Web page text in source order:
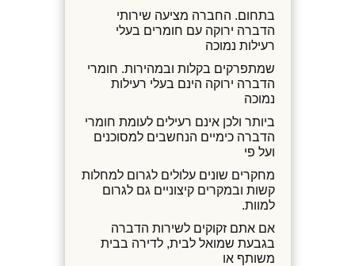
בתחום. החברה מציעה שירותי
הדברה ירוקה עם חומרים בעלי
רעילות נמוכה
שמתפרקים בקלות ובמהירות. חומרי
הדברה ירוקה הינם בעלי רעילות
נמוכה
ביותר ולכן אינם רעילים לעומת חומרי
הדברה כימיים הנחשבים למסוכנים
ועל פי
מחקרים שונים עלולים לגרום למחלות
קשות ובמקרים קיצוניים גם לגרום
למוות.
אם אתם זקוקים לשירות הדברה
בגבעת שמואל לבית, לדירה בבית
משותף או